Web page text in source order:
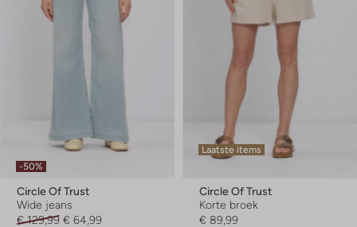
-50%
Circle Of Trust
Wide jeans
€ 129,99 € 64,99
Laatste items
Circle Of Trust
Korte broek
€ 89,99